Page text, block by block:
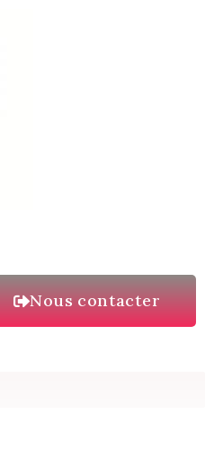
Nous contacter